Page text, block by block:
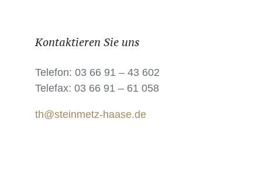
Kontaktieren Sie uns
Telefon: 03 66 91 – 43 602
Telefax: 03 66 91 – 61 058
th@steinmetz-haase.de